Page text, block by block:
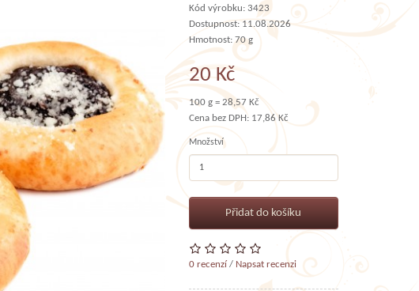
Kód výrobku: 3423
Dostupnost: 11.08.2026
Hmotnost: 70 g
20 Kč
100 g = 28,57 Kč
Cena bez DPH: 17,86 Kč
Množství
Přidat do košíku
0 recenzí/ Napsat recenzi